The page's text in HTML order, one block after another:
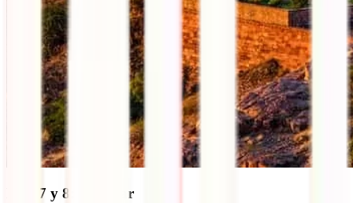
Días 7 y 8: Pushkar